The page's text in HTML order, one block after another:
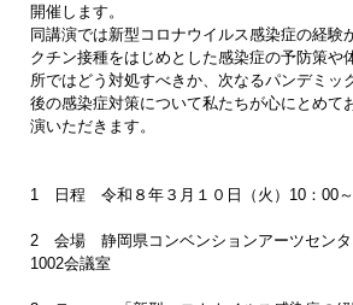
開催します。
同講演では新型コロナウイルス感染症の経験
クチン接種をはじめとした感染症の予防策や
所ではどう対処すべきか、次なるパンデミッ
後の感染症対策について私たちが心にとめて
演いただきます。
1 日程 令和８年３月１０日（火）10：00
2 会場 静岡県コンベンションアーツセンタ
1002会議室